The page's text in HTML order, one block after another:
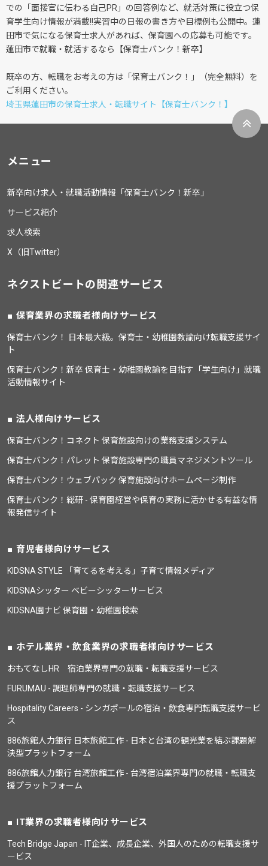
での「面接官に伝わる自己PR」の回答例など、就活対策に役立つ保
育学生向け情報が満載!!実習中の日報の書き方や目標例も公開中。蓮
田市で気になる保育士求人があれば、保育園への応募も可能です。
蓮田市で就職・就活するなら【保育士バンク！新卒】
既卒の方、転職をお考えの方は「保育士バンク！」（完全無料）を
ご利用ください。
埼玉県蓮田市の保育士求人・転職サイト【保育士バンク！】
メニュー
新卒向け求人・就職活動情報「保育士バンク！新卒」
サービス紹介
求人検索
X（旧Twitter）
ネクストビートの関連サービス
保育業界の求職者様向けサービス
保育士バンク！ 日本最大級。保育士・幼稚園教諭向け転職支援サイ
ト
保育士バンク！新卒 保育士・幼稚園教諭を目指す「学生向け」就職
活動情報サイト
法人様向けサービス
保育士バンク！コネクト 保育施設向けの業務支援システム
保育士バンク！パレット 保育施設専門の職員マネジメントツール
保育士バンク！ウェブパック 保育施設向けホームページ制作
保育士バンク！総研 - 保育園経営や保育の実務に活かせる有益な情
報発信サイト
育児者様向けサービス
KIDSNA STYLE 「育てるを考える」子育て情報メディア
KIDSNAシッター ベビーシッターサービス
KIDSNA園ナビ 保育園・幼稚園検索
ホテル業界・飲食業界の求職者様向けサービス
おもてなしHR 宿泊業界専門の就職・転職支援サービス
FURUMAU - 調理師専門の就職・転職支援サービス
Hospitality Careers - シンガポールの宿泊・飲食専門転職支援サービ
ス
886旅館人力銀行 日本旅館工作 - 日本と台湾の観光業を結ぶ課題解
決型プラットフォーム
886旅館人力銀行 台湾旅館工作 - 台湾宿泊業界専門の就職・転職支
援プラットフォーム
IT業界の求職者様向けサービス
Tech Bridge Japan - IT企業、成長企業、外国人のための転職支援サ
ービス